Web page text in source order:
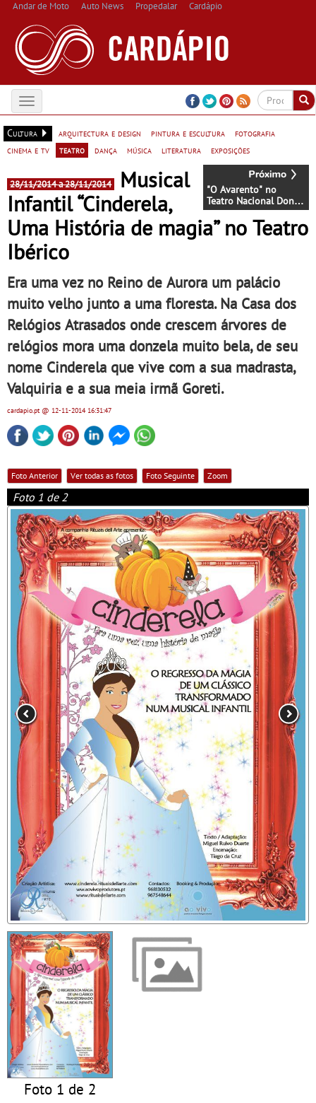
Andar de Moto Auto News Propedalar Cardápio
Toggle
navigation
Cultura
arquitectura e design pintura e escultura
fotografia
cinema e tv
teatro dança música literatura exposições
"O Avarento" no
Teatro Nacional Dona
Maria II
28/11/2014 a 28/11/2014
Musical
Infantil “Cinderela,
Uma História de magia” no Teatro
Ibérico
Era uma vez no Reino de Aurora um palácio
muito velho junto a uma floresta. Na Casa dos
Relógios Atrasados onde crescem árvores de
relógios mora uma donzela muito bela, de seu
nome Cinderela que vive com a sua madrasta,
Valquiria e a sua meia irmã Goreti.
cardapio.pt@ 12-11-201416:31:47
Foto Anterior Ver todas as fotos Foto Seguinte Zoom
Foto 1 de 2
Foto 1 de 2